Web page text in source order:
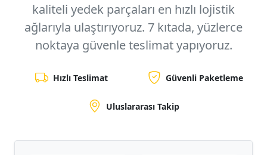
kaliteli yedek parçaları en hızlı lojistik
ağlarıyla ulaştırıyoruz. 7 kıtada, yüzlerce
noktaya güvenle teslimat yapıyoruz.
Hızlı Teslimat Güvenli Paketleme
Uluslararası Takip